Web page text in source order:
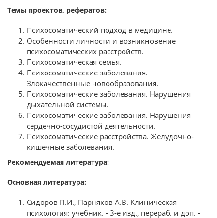
Темы проектов, рефератов:
Психосоматический подход в медицине.
Особенности личности и возникновение
психосоматических расстройств.
Психосоматическая семья.
Психосоматические заболевания.
Злокачественные новообразования.
Психосоматические заболевания. Нарушения
дыхательной системы.
Психосоматические заболевания. Нарушения
сердечно-сосудистой деятельности.
Психосоматические расстройства. Желудочно-
кишечные заболевания.
Рекомендуемая литература:
Основная литература:
Сидоров П.И., Парняков А.В. Клиническая
психология: учебник. - 3-е изд., перераб. и доп. -